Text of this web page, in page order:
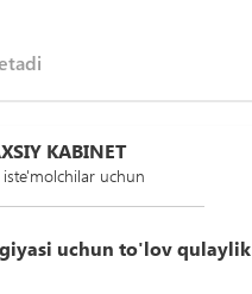
KABINET
uchun
uchun to'lov qulaylik